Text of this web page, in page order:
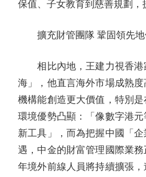
保值、子女教育到慈善規劃，
擴充財管團隊 鞏固領先地
相比內地，王建力視香港
海」，他直言海外市場成熟
機構能創造更大價值，特別
環境優勢凸顯：「像數字港
新工具」，而為把握中國「
遇，中金的財富管理國際業
年境外前線人員將持續擴張